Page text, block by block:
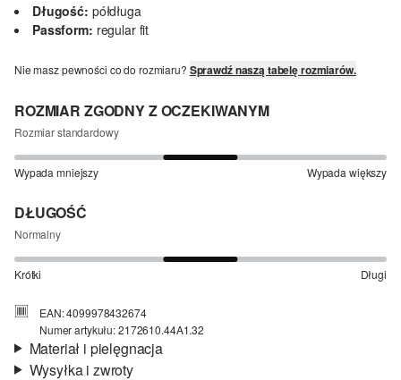
Długość: półdługa
Passform: regular fit
Nie masz pewności co do rozmiaru? Sprawdź naszą tabelę rozmiarów.
ROZMIAR ZGODNY Z OCZEKIWANYM
Rozmiar standardowy
Wypada mniejszy Wypada większy
DŁUGOŚĆ
Normalny
Krótki Długi
EAN: 4099978432674
Numer artykułu: 2172610.44A1.32
Materiał i pielęgnacja
Wysyłka i zwroty